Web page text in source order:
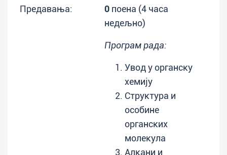
Предавања: 0 поена (4 часа
недељно)
Програм рада:
Увод у органску
хемију
Структура и
особине
органских
молекула
Алкани и